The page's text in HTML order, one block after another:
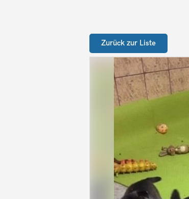
Zurück zur Liste